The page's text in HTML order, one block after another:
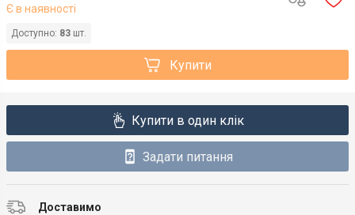
Є в наявності
Доступно: 83 шт.
Купити
Купити в один клік
Задати питання
Доставимо